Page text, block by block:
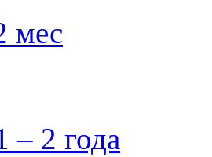
мес
– 2 года